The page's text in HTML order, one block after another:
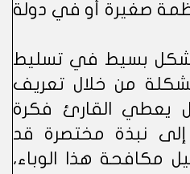
صغيرة أو في دولة
بشكل بسيط في تسليط
من خلال تعريف
يعطي القارئ فكرة
إلى نبذة مختصرة قد
مكافحة هذا الوباء،